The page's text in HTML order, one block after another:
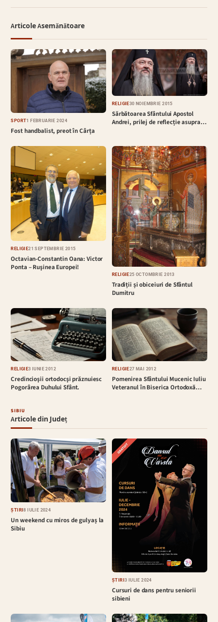
Articole Asemănătoare
SPORT1 FEBRUARIE 2024
Fost handbalist, preot în Cârța
RELIGIE30 NOIEMBRIE 2015
Sărbătoarea Sfântului Apostol
Andrei, prilej de reflecție asupra…
RELIGIE21 SEPTEMBRIE 2015
Octavian-Constantin Oana: Victor
Ponta – Ruşinea Europei!
RELIGIE25 OCTOMBRIE 2013
Tradiții și obiceiuri de Sfântul
Dumitru
RELIGIE3 IUNIE 2012
Credincioşii ortodocşi prăznuiesc
Pogorârea Duhului Sfânt.
RELIGIE27 MAI 2012
Pomenirea Sfântului Mucenic Iuliu
Veteranul în Biserica Ortodoxă…
SIBIU
Articole din Județ
ȘTIRI8 IULIE 2024
Un weekend cu miros de gulyaș la
Sibiu
ȘTIRI3 IULIE 2024
Cursuri de dans pentru seniorii
sibieni